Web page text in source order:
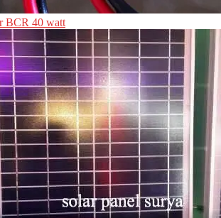
BCR 40 watt